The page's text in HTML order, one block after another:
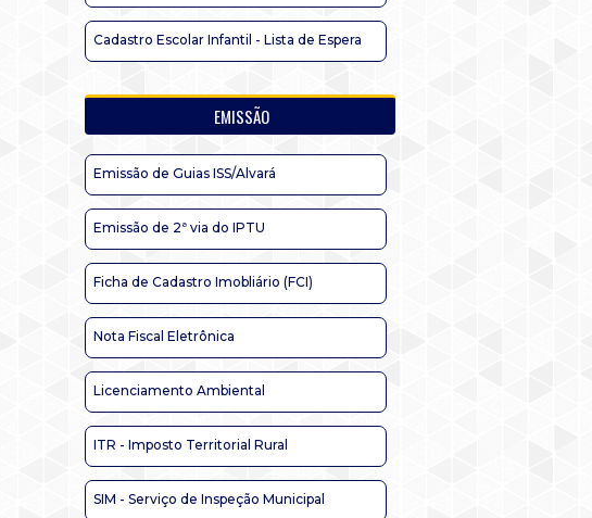
Cadastro Escolar Infantil - Lista de Espera
EMISSÃO
Emissão de Guias ISS/Alvará
Emissão de 2ª via do IPTU
Ficha de Cadastro Imobliário (FCI)
Nota Fiscal Eletrônica
Licenciamento Ambiental
ITR - Imposto Territorial Rural
SIM - Serviço de Inspeção Municipal